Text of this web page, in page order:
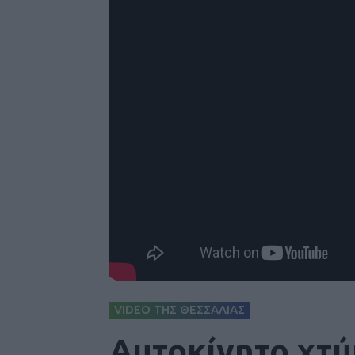
VIDEO ΤΗΣ ΘΕΣΣΑΛΙΑΣ